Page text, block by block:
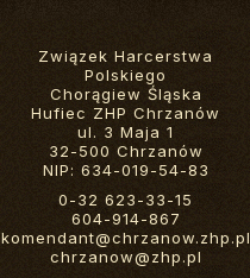
Związek Harcerstwa
Polskiego
Chorągiew Śląska
Hufiec ZHP Chrzanów
ul. 3 Maja 1
32-500 Chrzanów
NIP: 634-019-54-83
0-32 623-33-15
604-914-867
komendant@chrzanow.zhp.pl
chrzanow@zhp.pl